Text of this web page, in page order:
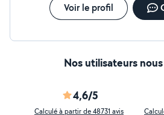
Voir le profil
Nos utilisateurs
4,6/5
Calculé à partir de 48731 avis